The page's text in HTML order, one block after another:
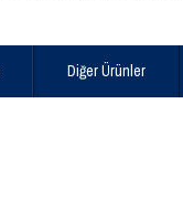
Diğer Ürünler